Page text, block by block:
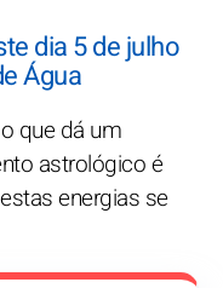
dia 5 de julho
Água
que dá um
astrológico é
energias se